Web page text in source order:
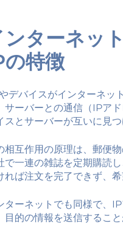
ンターネッ
の特徴
デバイスがインターネッ
サーバーとの通信（IPア
スとサーバーが互いに見
相互作用の原理は、郵便
で一連の雑誌を定期購読
れば注文を完了できず、
ターネットでも同様で、
目的の情報を送信すること